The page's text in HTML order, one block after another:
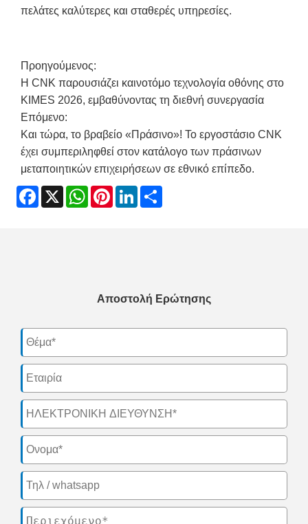
πελάτες καλύτερες και σταθερές υπηρεσίες.
Προηγούμενος:
Η CNK παρουσιάζει καινοτόμο τεχνολογία οθόνης στο
KIMES 2026, εμβαθύνοντας τη διεθνή συνεργασία
Επόμενο:
Και τώρα, το βραβείο «Πράσινο»! Το εργοστάσιο CNK
έχει συμπεριληφθεί στον κατάλογο των πράσινων
μεταποιητικών επιχειρήσεων σε εθνικό επίπεδο.
Facebook
X WhatsApp
PinterestLinkedIn
Αποστολή Ερώτησης